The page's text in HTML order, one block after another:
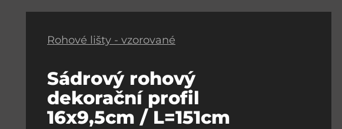
Rohové lišty - vzorované
Sádrový rohový
dekorační profil
16x9,5cm / L=151cm